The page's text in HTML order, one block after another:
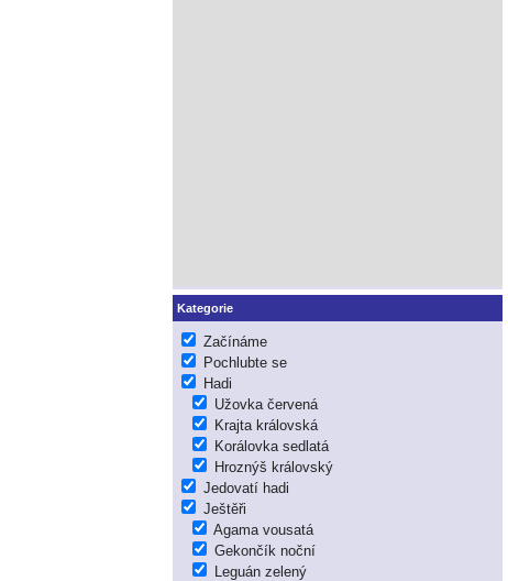
Kategorie
Začínáme
Pochlubte se
Hadi
Užovka červená
Krajta královská
Korálovka sedlatá
Hroznýš královský
Jedovatí hadi
Ještěři
Agama vousatá
Gekončík noční
Leguán zelený